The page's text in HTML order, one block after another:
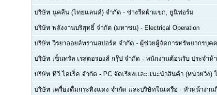
บริษัท นูคลีน (ไทยแลนด์) จำกัด - ช่างรีดผ้าแขก, ยูนิฟอร์ม
บริษัท พลังงานบริสุทธิ์ จำกัด (มหาชน) - Electrical Operation
บริษัท วีรยาออยล์ทรานสปอร์ต จำกัด - ผู้ช่วยผู้จัดการทรัพยากรบุค
บริษัท เซ็นทรัล เรสตอรองส์ กรุ๊ป จำกัด - พนักงานต้อนรับ ประจำห้
บริษัท ทีวี ไดเร็ค จำกัด - PC จัดเรียงเเละเเนะนำสินค้า (หน่วยวิ่ง
บริษัท เครื่องดื่มกระทิงแดง จำกัด และบริษัทในเครือ - หัวหน้างาน